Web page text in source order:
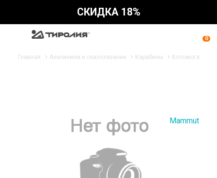
СКИДКА 18%
0
Главная Альпинизм и скалолазание Карабины
Mammut